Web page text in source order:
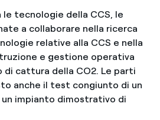
le tecnologie della CCS, le
a collaborare nella ricerca
relative alla CCS e nella
e gestione operativa
di cattura della CO2. Le parti
anche il test congiunto di un
impianto dimostrativo di